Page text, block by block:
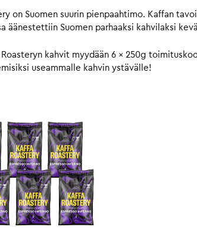
on Suomen suurin pienpaahtimo. Kaffan
äänestettiin Suomen parhaaksi kahvilaksi
kahvit myydään 6 x 250g
useammalle kahvin ystävälle!